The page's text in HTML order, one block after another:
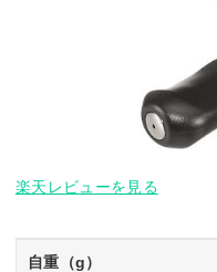
楽天レビューを見る
自重（g）